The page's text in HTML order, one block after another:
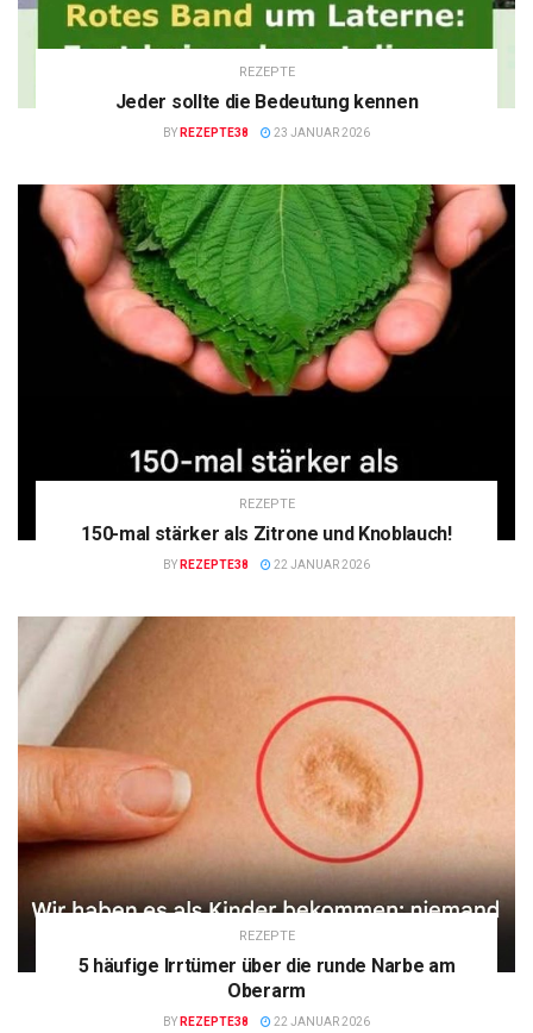
REZEPTE
Jeder sollte die Bedeutung kennen
BY REZEPTE38 23 JANUAR 2026
REZEPTE
150-mal stärker als Zitrone und Knoblauch!
BY REZEPTE38 22 JANUAR 2026
REZEPTE
5 häufige Irrtümer über die runde Narbe am
Oberarm
BY REZEPTE38 22 JANUAR 2026